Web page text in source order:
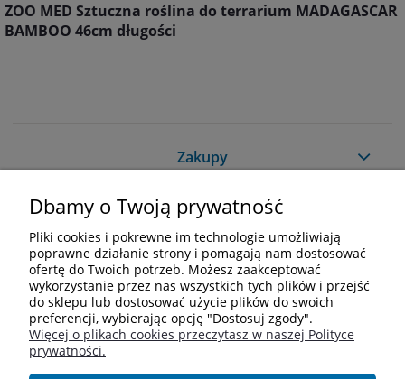
ZOO MED Sztuczna roślina do terrarium MADAGASCAR
BAMBOO 46cm długości
Zakupy
Pomoc
Moje konto
Informacje
Kontakt
Dbamy o Twoją prywatność
Pliki cookies i pokrewne im technologie umożliwiają
poprawne działanie strony i pomagają nam dostosować
ofertę do Twoich potrzeb. Możesz zaakceptować
wykorzystanie przez nas wszystkich tych plików i przejść
do sklepu lub dostosować użycie plików do swoich
preferencji, wybierając opcję "Dostosuj zgody".
Więcej o plikach cookies przeczytasz w naszej Polityce
prywatności.